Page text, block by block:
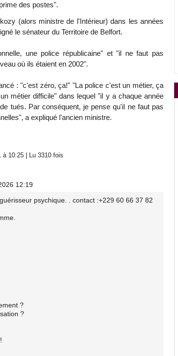
des postes".
(alors ministre de l'Intérieur) dans les années
le sénateur du Territoire de Belfort.
une police républicaine" et "il ne faut pas
où ils étaient en 2002".
: "c'est zéro, ça!" "La police c'est un métier, ça
métier difficile" dans lequel "il y a chaque année
tués. Par conséquent, je pense qu'il ne faut pas
a expliqué l'ancien ministre.
à 10:25 | Lu 3310 fois
12:19
psychique. . contact :+229 60 66 37 82
?
?